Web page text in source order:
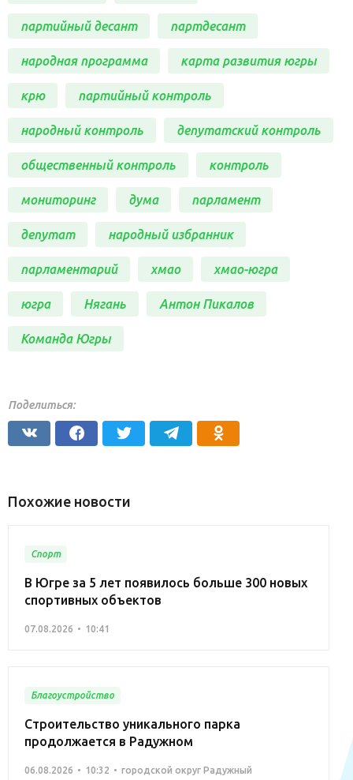
партийный десант партдесант
народная программа карта развития югры
крю партийный контроль
народный контроль депутатский контроль
общественный контроль контроль
мониторинг дума парламент
депутат народный избранник
парламентарий хмао хмао-югра
югра Нягань Антон Пикалов
Команда Югры
Поделиться:
Похожие новости
Спорт
В Югре за 5 лет появилось больше 300 новых
спортивных объектов
07.08.2026 10:41
Благоустройство
Строительство уникального парка
продолжается в Радужном
06.08.2026 10:32 городской округ Радужный